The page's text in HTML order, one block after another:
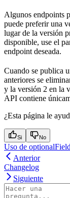
Algunos endpoints
puede preferir una
lugar de la versión
disponible, use el
endpoint deseada.
Cuando se publica
anteriores se
y la versión 2 en la
API contiene
¿Esta página le
Si No
Uso de
Anterior
Changelog
Siguiente